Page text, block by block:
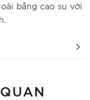
bằng cao su với